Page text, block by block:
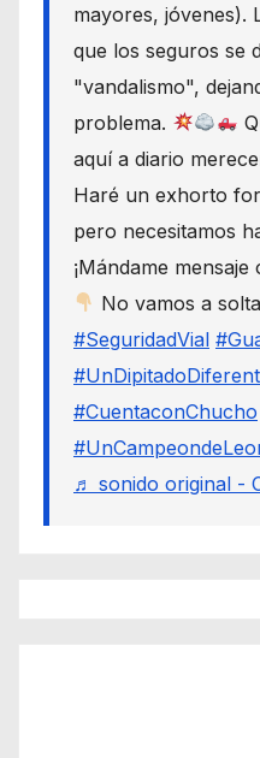
mayores, jóvenes).
que los seguros se
"vandalismo",
problema.
aquí a diario
Haré un exhorto
pero necesitamos
¡Mándame
No vamos a
#SeguridadVial
#CuentaconChucho
♬ sonido original -